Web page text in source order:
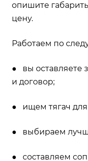
опишите
цену.
Работаем по
● вы оставляете
и договор;
● ищем тягач
● выбираем
● составляем